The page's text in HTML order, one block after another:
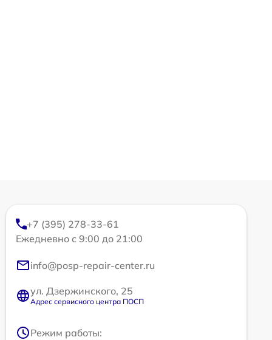
+7 (395) 278-33-61
Ежедневно с 9:00 до 21:00
info@posp-repair-center.ru
ул. Дзержинского, 25
Адрес сервисного центра ПОСП
Режим работы: